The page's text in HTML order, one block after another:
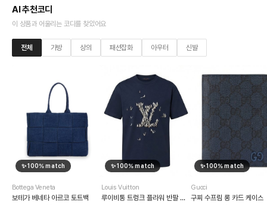
AI 추천코디
이 상품과 어울리는 코디를 찾았어요
전체 가방 상의 패션잡화 아우터 신발
✨100% match
Bottega Veneta
보테가 베네타 아르코 토트백
✨100% match
Louis Vuitton
루이비통 트렁크 플라워 반팔 티셔츠
✨100% match
Gucci
구찌 수프림 롱 카드 케이스